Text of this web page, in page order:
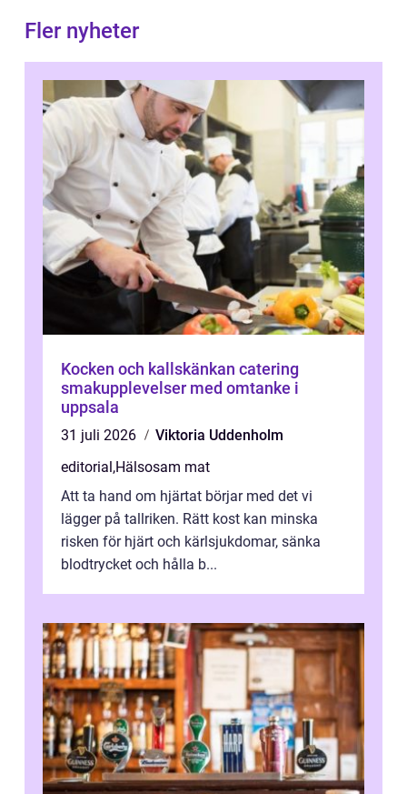
Fler nyheter
Kocken och kallskänkan catering
smakupplevelser med omtanke i
uppsala
31 juli 2026
Viktoria Uddenholm
editorial,Hälsosam mat
Att ta hand om hjärtat börjar med det vi
lägger på tallriken. Rätt kost kan minska
risken för hjärt och kärlsjukdomar, sänka
blodtrycket och hålla b...